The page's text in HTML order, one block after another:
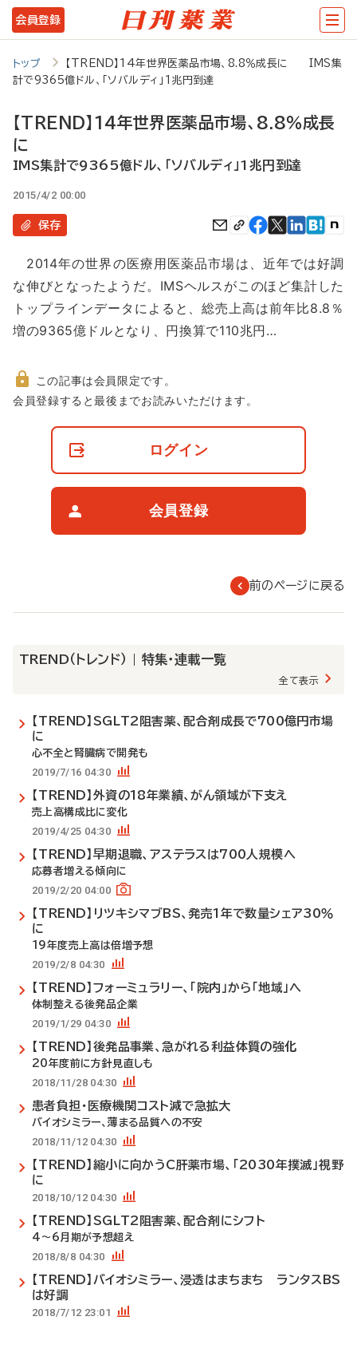
メ
イ
コ
ツ
に
会員登録
トップ
【TREND】14年世界医薬品市場、8.8％成長に IMS集
計で9365億ドル、「ソバルディ」1兆円到達
【TREND】14年世界医薬品市場、8.8％成長
に
IMS集計で9365億ドル、「ソバルディ」1兆円到達
2015/4/2 00:00
保存
2014年の世界の医療用医薬品市場は、近年では好調
な伸びとなったようだ。IMSヘルスがこのほど集計した
トップラインデータによると、総売上高は前年比8.8％
増の9365億ドルとなり、円換算で110兆円…
非
この記事は会員限定です。
会員登録すると最後までお読みいただけます。
ログイン
会員登録
前のページに戻る
TREND（トレンド） | 特集・連載一覧
全て表示
【TREND】SGLT2阻害薬、配合剤成長で700億円市場
に
心不全と腎臓病で開発も
2019/7/16 04:30
【TREND】外資の18年業績、がん領域が下支え
売上高構成比に変化
2019/4/25 04:30
【TREND】早期退職、アステラスは700人規模へ
応募者増える傾向に
2019/2/20 04:00
【TREND】リツキシマブBS、発売1年で数量シェア30％
に
19年度売上高は倍増予想
2019/2/8 04:30
【TREND】フォーミュラリー、「院内」から「地域」へ
体制整える後発品企業
2019/1/29 04:30
【TREND】後発品事業、急がれる利益体質の強化
20年度前に方針見直しも
2018/11/28 04:30
患者負担・医療機関コスト減で急拡大
バイオシミラー、薄まる品質への不安
2018/11/12 04:30
【TREND】縮小に向かうC肝薬市場、「2030年撲滅」視野
に
2018/10/12 04:30
【TREND】SGLT2阻害薬、配合剤にシフト
4～6月期が予想超え
2018/8/8 04:30
【TREND】バイオシミラー、浸透はまちまち ランタスBS
は好調
2018/7/12 23:01